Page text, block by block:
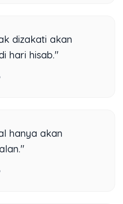
dizakati akan
hari hisab."
hanya akan